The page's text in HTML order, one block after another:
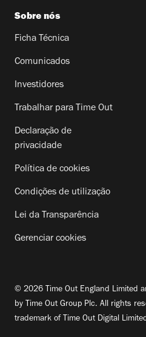
Sobre nós
Ficha Técnica
Comunicados
Investidores
Trabalhar para Time Out
Declaração de
privacidade
Política de cookies
Condições de utilização
Lei da Transparência
Gerenciar cookies
© 2026 Time Out England Limited
by Time Out Group Plc. All rights
trademark of Time Out Digital